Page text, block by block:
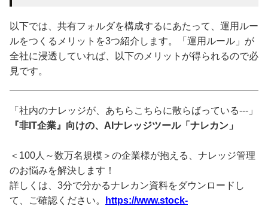
以下では、共有フォルダを構成するにあたって、運用ルー
ルをつくるメリットを3つ紹介します。「運用ルール」が
全社に浸透していれば、以下のメリットが得られるので必
見です。
「社内のナレッジが、あちらこちらに散らばっている---」
『非IT企業』向けの、AIナレッジツール「ナレカン」
＜100人～数万名規模＞の企業様が抱える、ナレッジ管理
のお悩みを解決します！
詳しくは、3分で分かるナレカン資料をダウンロードし
て、ご確認ください。
https://www.stock-